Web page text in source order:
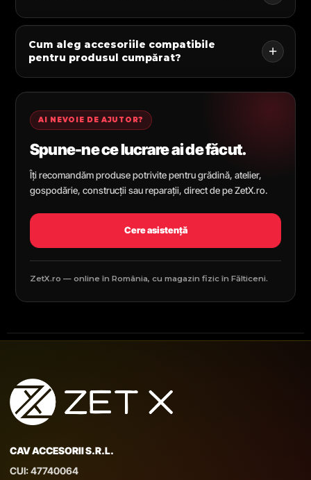
Cum aleg accesoriile compatibile
pentru produsul cumpărat?
AI NEVOIE DE AJUTOR?
Spune-ne ce lucrare ai de făcut.
Îți recomandăm produse potrivite pentru grădină, atelier,
gospodărie, construcții sau reparații, direct de pe ZetX.ro.
Cere asistență
ZetX.ro — online în România, cu magazin fizic în Fălticeni.
CAV ACCESORII S.R.L.
CUI: 47740064